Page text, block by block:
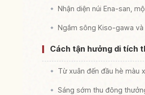
Nhận diện núi Ena-san,
Ngắm sông Kiso-gawa
Cách tận hưởng di tích
Từ xuân đến đầu hè màu
Sáng sớm thu đông